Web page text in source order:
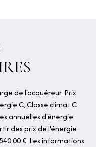
de l'acquéreur. Prix
C, Classe climat C
annuelles d'énergie
des prix de l'énergie
€. Les informations